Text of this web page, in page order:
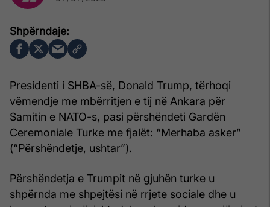
Presidenti i SHBA-së, Donald Trump, tërhoqi
vëmendje me mbërritjen e tij në Ankara për
Samitin e NATO-s, pasi përshëndeti Gardën
Ceremoniale Turke me fjalët: “Merhaba asker”
(“Përshëndetje, ushtar”).
Përshëndetja e Trumpit në gjuhën turke u
shpërnda me shpejtësi në rrjete sociale dhe u